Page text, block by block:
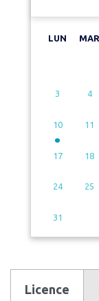
LUN MAR
3 4
10 11
17 18
24 25
31
Licence